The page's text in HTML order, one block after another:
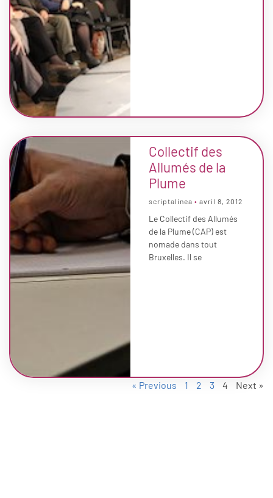
Collectif des
Allumés de la
Plume
scriptalinea avril 8, 2012
Le Collectif des Allumés
de la Plume (CAP) est
nomade dans tout
Bruxelles. Il se
« Previous 1 2 3 4 Next »